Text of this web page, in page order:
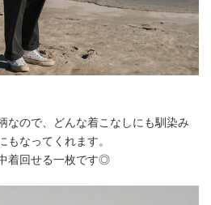
なので、どんな着こなしにも馴染み
もなってくれます。
着回せる一枚です◎